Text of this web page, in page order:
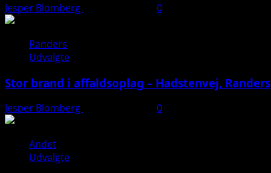
Jesper Blomberg 0
Randers
Udvalgte
Stor brand i affaldsoplag – Hadstenvej, Randers
Jesper Blomberg 0
Andet
Udvalgte